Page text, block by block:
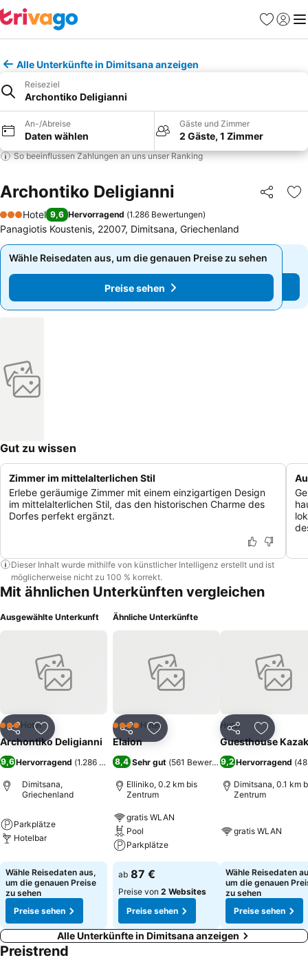
Favoriten
Alle Unterkünfte in Dimitsana anzeigen
Reiseziel
Archontiko Deligianni
An-/Abreise
Daten wählen
Gäste und Zimmer
2 Gäste, 1 Zimmer
So beeinflussen Zahlungen an uns unser Ranking
Archontiko Deligianni Teilen
3 Sterne
Hotel 9,6 Hervorragend (1.286 Bewertungen)
Panagiotis Koustenis, 22007, Dimitsana, Griechenland
Wähle Reisedaten aus, um die genauen Preise zu sehen
Preise sehen
Wähle Reisedaten aus, um die genauen Preise zu sehen
Preise sehen
Gut zu wissen
Zimmer im mittelalterlichen Stil
Erlebe geräumige Zimmer mit einem einzigartigen Design
im mittelalterlichen Stil, das den historischen Charme des
Dorfes perfekt ergänzt.
Dieser Inhalt wurde mithilfe von künstlicher Intelligenz erstellt und ist
möglicherweise nicht zu 100 % korrekt.
Mit ähnlichen Unterkünften vergleichen
Ausgewählte Unterkunft
Teilen Zu Favoriten hinzufügen
3 SterneHotel
Archontiko Deligianni
9,6Hervorragend (1.286 Bewertungen )
Dimitsana,
Griechenland
Parkplätze
Hotelbar
Wähle Reisedaten aus,
um die genauen Preise
zu sehen
Preise sehen
Ähnliche Unterkünfte
Teilen Zu Favoriten hinzufügen
4 SterneHotel
Elaion
8,4 Sehr gut (561 Bewertungen)
Elliniko, 0.2 km bis
Zentrum
gratis WLAN
Pool
Parkplätze
ab 87 €
Preise von 2 Websites
Preise sehen
Teilen Zu
Hotel
Guesthouse
9,2Hervorragend (
Dimitsana, 0.1 km
Zentrum
gratis WLAN
Wähle Reisedaten
um die genauen
zu sehen
Preise sehen
Alle Unterkünfte in Dimitsana anzeigen
Preistrend